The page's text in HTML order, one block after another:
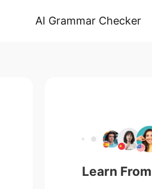
AI Grammar Checker
Learn